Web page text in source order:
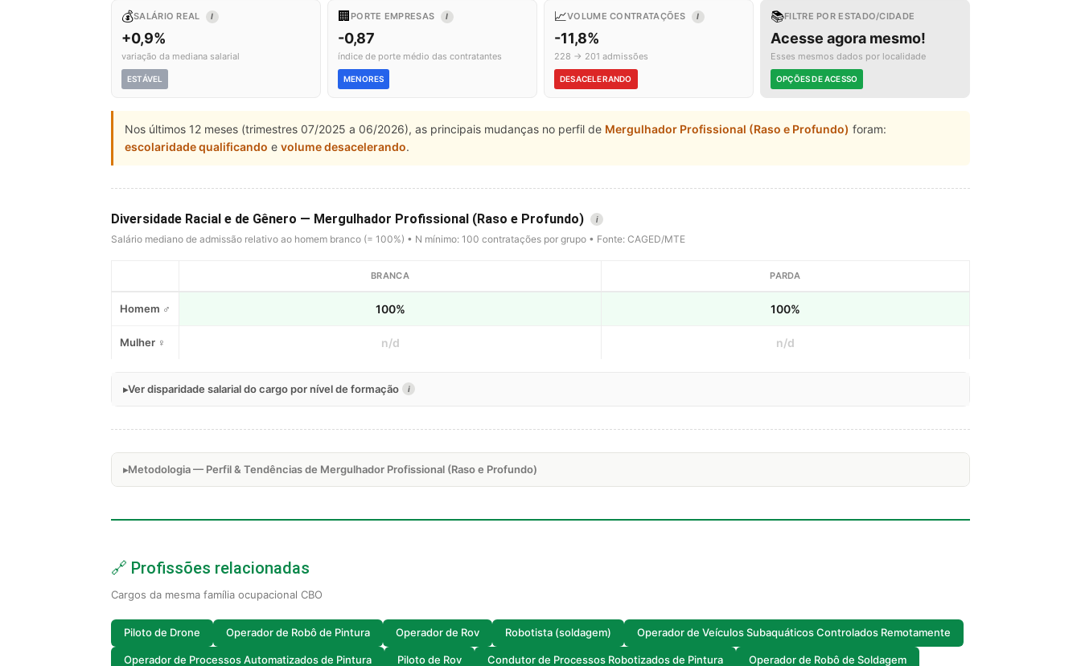
💰SALÁRIO REAL I
+0,9%
variação da mediana salarial
ESTÁVEL
🏢 PORTE EMPRESAS I
-0,87
índice de porte médio das contratantes
MENORES
📈VOLUME CONTRATAÇÕES I
-11,8%
228 → 201 admissões
DESACELERANDO
📚FILTRE POR ESTADO/CIDADE
Acesse agora mesmo!
Esses mesmos dados por localidade
OPÇÕES DE ACESSO
Nos últimos 12 meses (trimestres 07/2025 a 06/2026), as principais mudanças no perfil de Mergulhador Profissional (Raso e Profundo) foram:
escolaridade qualificando e volume desacelerando.
Diversidade Racial e de Gênero — Mergulhador Profissional (Raso e Profundo) i
Salário mediano de admissão relativo ao homem branco (= 100%) • N mínimo: 100 contratações por grupo • Fonte: CAGED/MTE
BRANCA PARDA
Homem ♂ 100% 100%
Mulher ♀ n/d n/d
Ver disparidade salarial do cargo por nível de formação i
Metodologia — Perfil & Tendências de Mergulhador Profissional (Raso e Profundo)
🔗 Profissões relacionadas
Cargos da mesma família ocupacional CBO
Piloto de Drone Operador de Robô de Pintura Operador de Rov Robotista (soldagem) Operador de Veículos Subaquáticos Controlados Remotamente
Operador de Processos Automatizados de Pintura Piloto de Rov Condutor de Processos Robotizados de Pintura Operador de Robô de Soldagem